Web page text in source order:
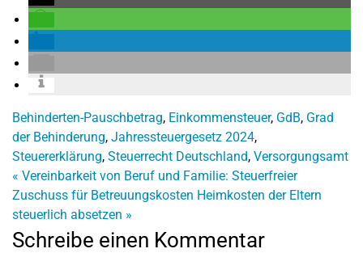
Behinderten-Pauschbetrag, Einkommensteuer, GdB, Grad
der Behinderung, Jahressteuergesetz 2024,
Steuererklärung, Steuerrecht Deutschland, Versorgungsamt
« Vereinbarkeit von Beruf und Familie: Steuerfreier
Zuschuss für Betreuungskosten Heimkosten der Eltern
steuerlich absetzen »
Schreibe einen Kommentar